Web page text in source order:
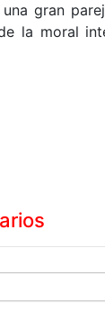
gran
la moral